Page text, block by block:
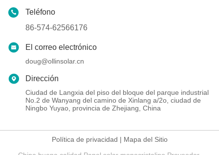
Teléfono
86-574-62566176
El correo electrónico
doug@ollinsolar.cn
Dirección
Ciudad de Langxia del piso del bloque del parque industrial
No.2 de Wanyang del camino de Xinlang a/2o, ciudad de
Ningbo Yuyao, provincia de Zhejiang, China
Política de privacidad | Mapa del Sitio